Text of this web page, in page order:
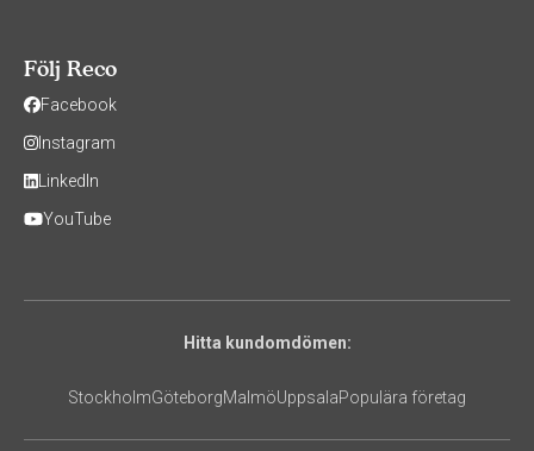
Följ Reco
Facebook
Instagram
LinkedIn
YouTube
Hitta kundomdömen:
StockholmGöteborgMalmöUppsalaPopulära företag